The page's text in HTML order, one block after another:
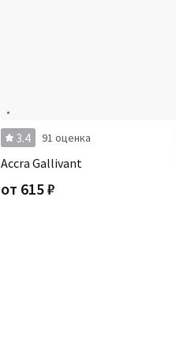
3.4 91 оценка
Accra Gallivant
от 615₽